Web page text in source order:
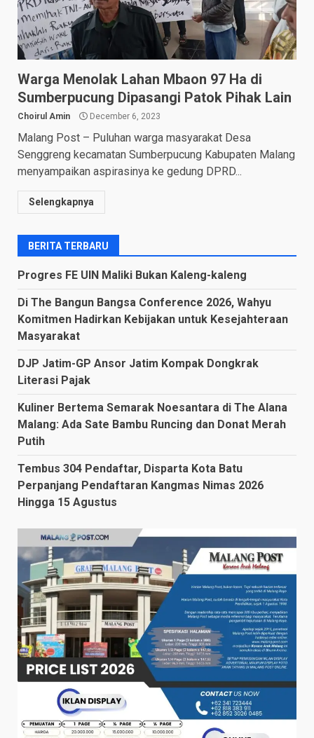
Warga Menolak Lahan Mbaon 97 Ha di
Sumberpucung Dipasangi Patok Pihak Lain
Choirul Amin December 6, 2023
Malang Post – Puluhan warga masyarakat Desa
Senggreng kecamatan Sumberpucung Kabupaten Malang
menyampaikan aspirasinya ke gedung DPRD...
Selengkapnya
BERITA TERBARU
Progres FE UIN Maliki Bukan Kaleng-kaleng
Di The Bangun Bangsa Conference 2026, Wahyu
Komitmen Hadirkan Kebijakan untuk Kesejahteraan
Masyarakat
DJP Jatim-GP Ansor Jatim Kompak Dongkrak
Literasi Pajak
Kuliner Bertema Semarak Noesantara di The Alana
Malang: Ada Sate Bambu Runcing dan Donat Merah
Putih
Tembus 304 Pendaftar, Disparta Kota Batu
Perpanjang Pendaftaran Kangmas Nimas 2026
Hingga 15 Agustus